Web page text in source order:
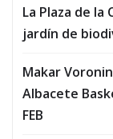
La Plaza de
jardín de
Makar
Albacete
FEB